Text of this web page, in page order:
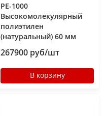
РЕ-1000
Высокомолекулярный
полиэтилен
(натуральный) 60 мм
267900 руб/шт
В корзину